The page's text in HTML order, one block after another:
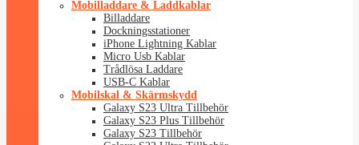
Mobilladdare & Laddkablar
Billaddare
Dockningsstationer
iPhone Lightning Kablar
Micro Usb Kablar
Trådlösa Laddare
USB-C Kablar
Mobilskal & Skärmskydd
Galaxy S23 Ultra Tillbehör
Galaxy S23 Plus Tillbehör
Galaxy S23 Tillbehör